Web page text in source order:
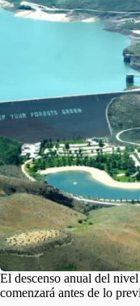
El descenso anual del
comenzará antes de lo